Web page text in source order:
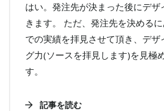
はい。発注先が決まった後にデ
きます。 ただ、発注先を決める
での実績を拝見させて頂き、デ
グ力(ソースを拝見します)を見極
す。
記事を読む